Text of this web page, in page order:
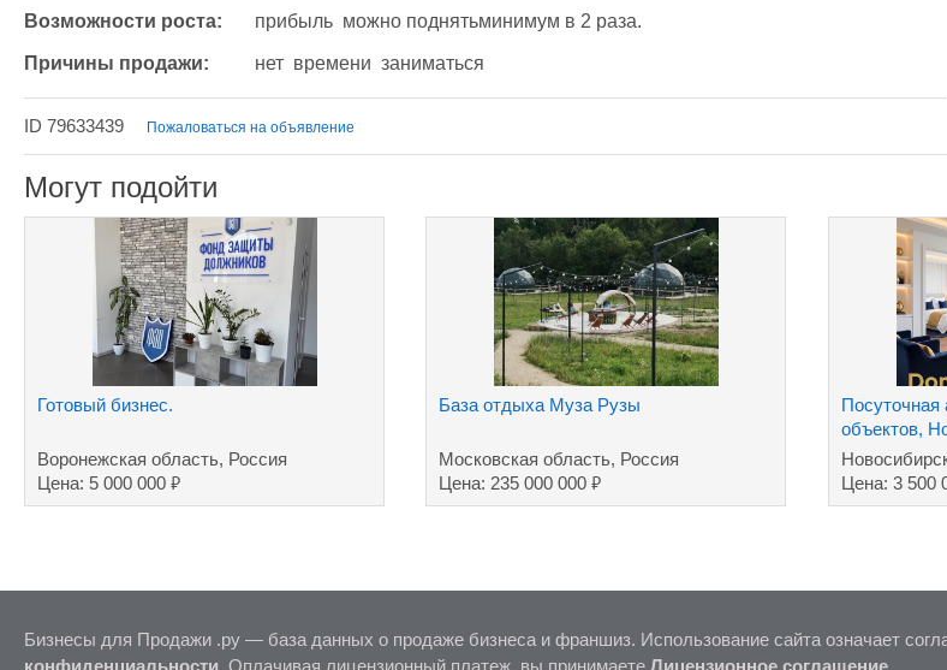
Возможности роста: прибыль  можно поднятьминимум в 2 раза.
Причины продажи: нет  времени  заниматься
ID 79633439 Пожаловаться на объявление
Могут подойти
Готовый бизнес.
Воронежская область, Россия
Цена: 5 000 000 ₽
База отдыха Муза Рузы
Московская область, Россия
Цена: 235 000 000₽
Посуточная
объектов,
Цена: 3 500
Бизнесы для Продажи .ру — база данных о продаже бизнеса и франшиз. Использование сайта означает
конфиденциальности . Оплачивая лицензионный платеж, вы принимаете Лицензионное соглашение